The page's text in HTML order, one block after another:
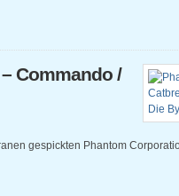
Commando /
gespickten Phantom